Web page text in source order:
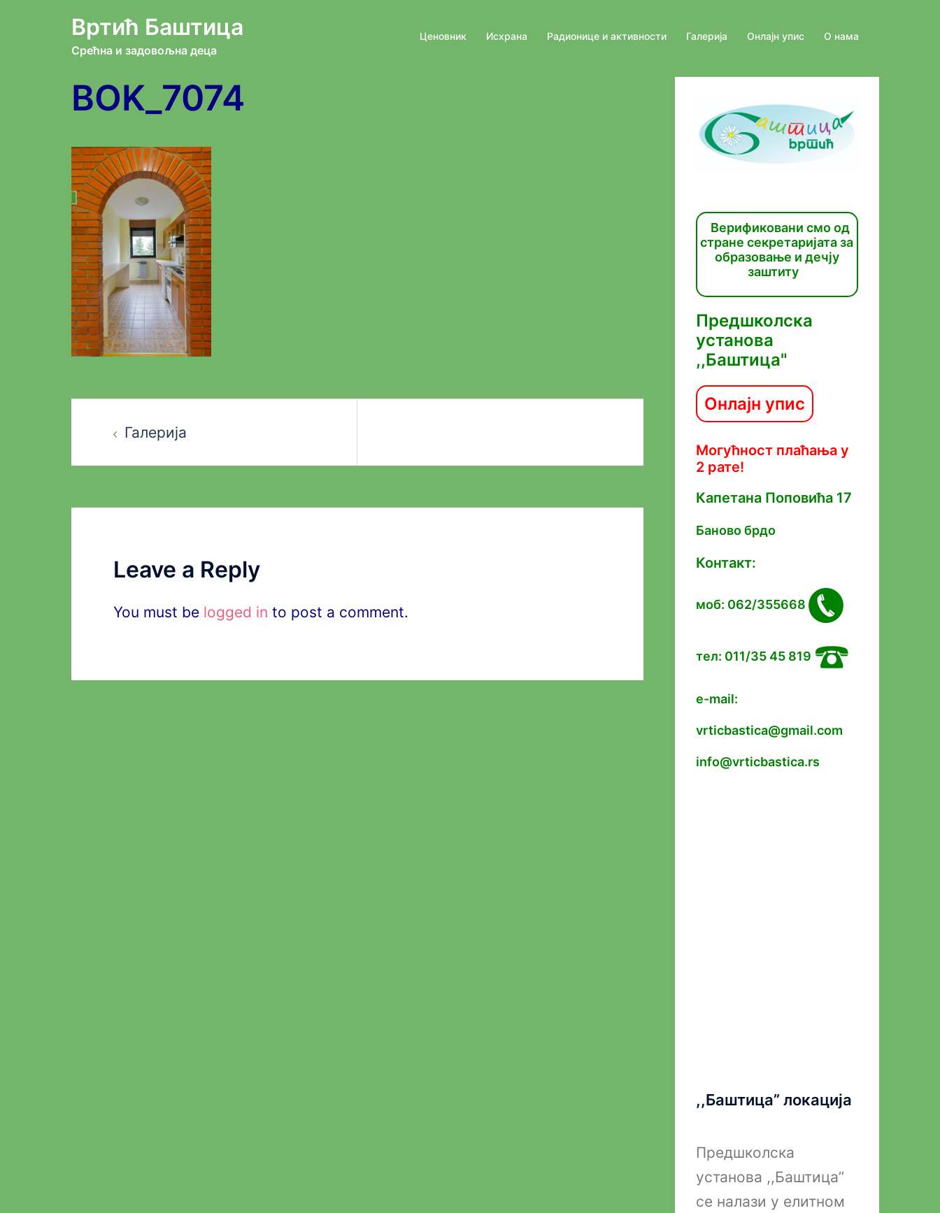
Вртић Баштица
Срећна и задовољна деца
Ценовник Исхрана Радионице и активности Галерија Онлајн упис О нама
BOK_7074
navigation
Галерија
Leave a Reply
You must be logged in to post a comment.
Верификовани смо од
стране секретаријата за
образовање и дечју
заштиту
Предшколска
установа
,,Баштица"
Онлајн упис
Могућност плаћања у
2 рате!
Капетана Попoвића 17
Баново брдо
Контакт:
моб: 062/355668
тел: 011/35 45 819
e-mail:
vrticbastica@gmail.com
info@vrticbastica.rs
,,Баштица” локација
Предшколска
установа ,,Баштица”
се налази у елитном